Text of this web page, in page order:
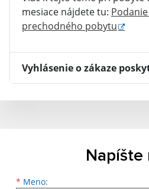
mesiace nájdete tu:
prechodného pobytu
Vyhlásenie o zákaze
Napíšte
* Meno:
Meno
Priezvisko
E-mailová adresa